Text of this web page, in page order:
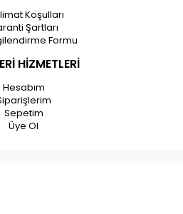
Koşulları
Şartları
Formu
HİZMETLERİ
Hesabım
Sepetim
Üye Ol